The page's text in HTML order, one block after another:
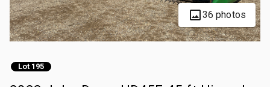
36 photos
Lot 195